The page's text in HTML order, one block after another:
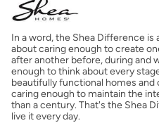
In a word, the Shea Difference
about caring enough to create
after another before, during and
enough to think about every
beautifully functional homes
caring enough to maintain the
than a century. That's the Shea
live it every day.